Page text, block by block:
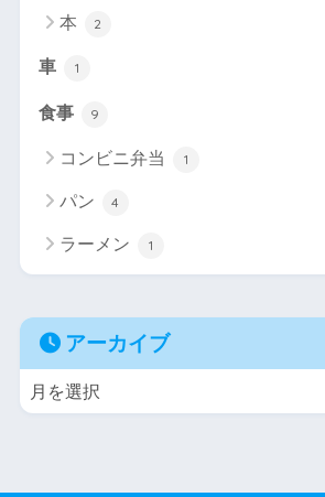
本 2
車 1
食事 9
コンビニ弁当 1
パン 4
ラーメン 1
アーカイブ